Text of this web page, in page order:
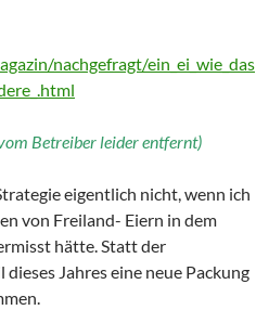
nachgefragt/ein_ei_wie_das
Betreiber leider entfernt)
eigentlich nicht, wenn ich
von Freiland- Eiern in dem
hätte. Statt der
Jahres eine neue Packung